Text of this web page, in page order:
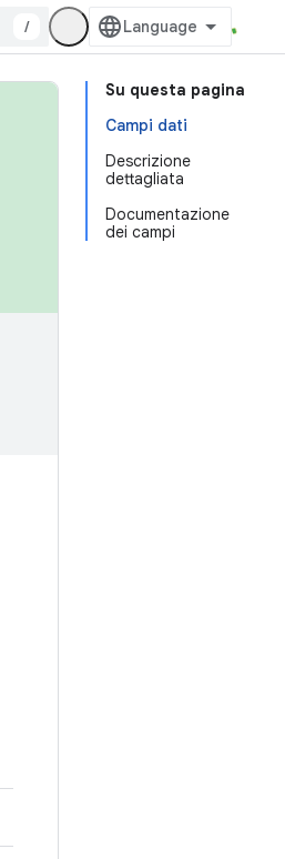
/
Su questa pagina
Campi dati
Descrizione
dettagliata
Documentazione
dei campi